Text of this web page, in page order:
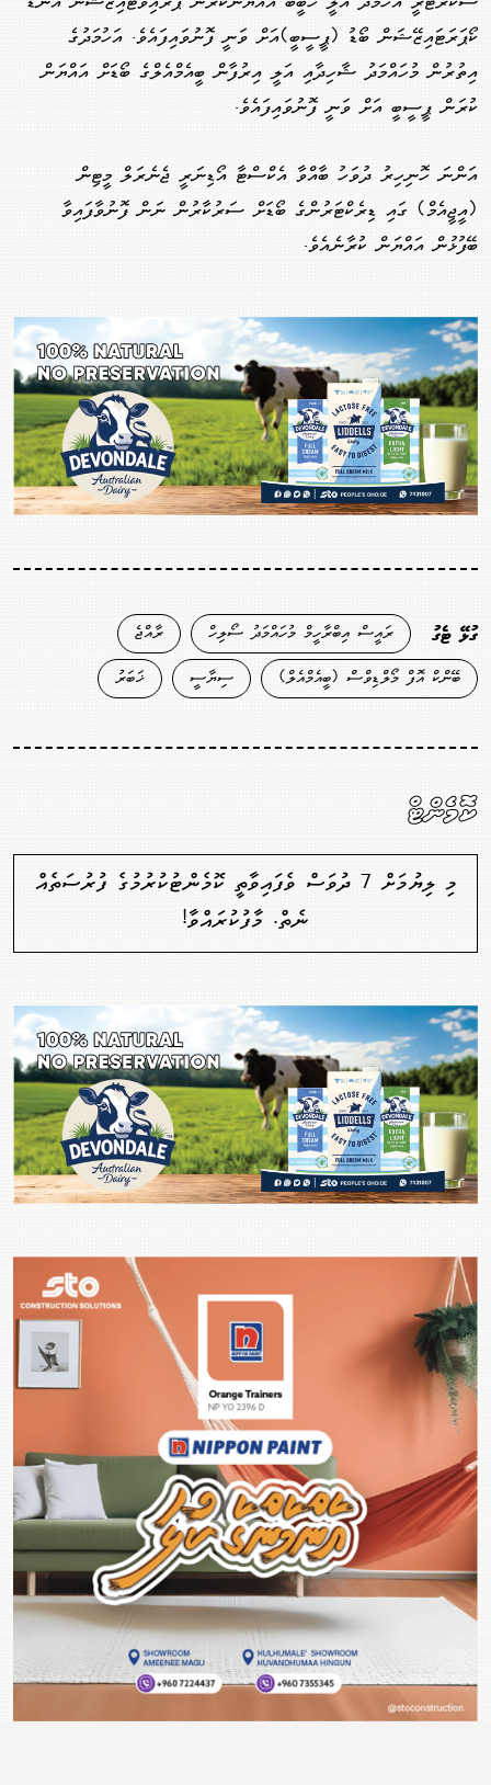
ކޯޕަރަޓައިޒޭޝަން ބޯޑު (ޕީސީބީ)އަށް ވަނީ ފޮނުވައިފައެވެ. އަހުމަދުގެ
އިތުރުން މުހައްމަދު ޝާހިދާއި އަލީ އިރުފާން ބީއެމްއެލްގެ ބޯޑަށް އައްޔަން
ކުރަން ޕީސީބީ އަށް ވަނީ ފޮނުވައިފައެވެ.
އަންނަ ހޮނިހިރު ދުވަހު ބާއްވާ އެކްސްޓާ އޯޑިނަރީ ޖެނެރަލް މީޓިން
(އީޖީއެމް) ގައި ޑިރެކްޓަރުންގެ ބޯޑަށް ސަރުކާރުން ނަން ފޮނުވާފައިވާ
ބޭފުޅުން އައްޔަން ކުރާނެއެވެ.
ގުޅޭ ޓެގު ރައީސް އިބްރާހީމް މުހައްމަދު ސޯލިހް
ރާއްޖެ
ބޭންކް އޮފް މޯލްޑިވްސް (ބީއެމްއެލް)
ސިޔާސީ ޚަބަރު
ކޮމެންޓް
މި ލިޔުމަށް 7 ދުވަސް ވެފައިވާތީ ކޮމެންޓުކުރުމުގެ ފުރުސަތެއް
ނެތް. މާފުކުރައްވާ!